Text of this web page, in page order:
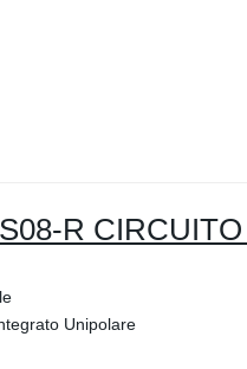
R
Unipolare